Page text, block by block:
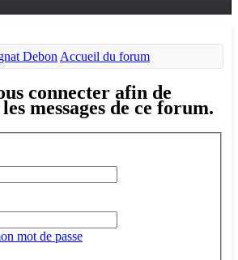
Debon Accueil du forum
connecter afin de
messages de ce forum.
mot de passe